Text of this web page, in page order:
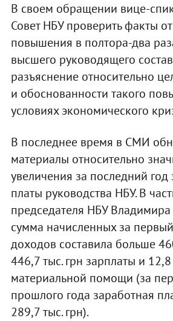
В своем обращении вице-
Совет НБУ проверить факты
повышения в полтора-два
высшего руководящего
разъяснение относительно
и обоснованности такого
условиях экономического
В последнее время в СМИ
материалы относительно
увеличения за последний год
платы руководства НБУ. В
председателя НБУ Владимира
сумма начисленных за первый
доходов составила больше
446,7 тыс. грн зарплаты и 12,8
материальной помощи (за
прошлого года заработная
289,7 тыс. грн).